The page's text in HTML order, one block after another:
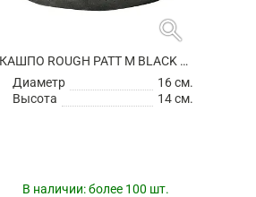
search
КАШПО ROUGH PATT M BLACK WASHED
Диаметр
16 см.
Высота
14 см.
В наличии:более 100 шт.